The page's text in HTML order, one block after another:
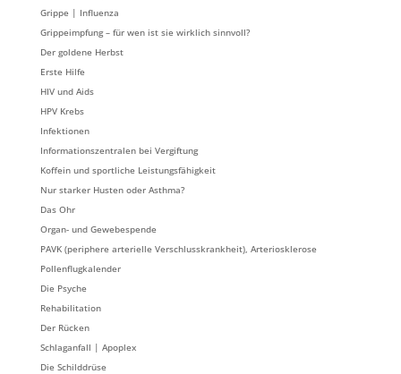
Grippe | Influenza
Grippeimpfung – für wen ist sie wirklich sinnvoll?
Der goldene Herbst
Erste Hilfe
HIV und Aids
HPV Krebs
Infektionen
Informationszentralen bei Vergiftung
Koffein und sportliche Leistungsfähigkeit
Nur starker Husten oder Asthma?
Das Ohr
Organ- und Gewebespende
PAVK (periphere arterielle Verschlusskrankheit), Arteriosklerose
Pollenflugkalender
Die Psyche
Rehabilitation
Der Rücken
Schlaganfall | Apoplex
Die Schilddrüse